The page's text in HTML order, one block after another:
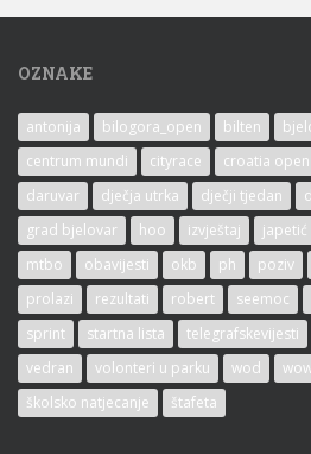
OZNAKE
antonija bilogora_open bilten
centrum mundi
cityrace croatia open
daruvar
dječja utrka dječji tjedan
grad bjelovar
hoo izvještaj japetić
mtbo
obavijesti okb ph poziv
prolazi
rezultati robert seemoc
sprint
startna lista telegrafskevijesti
vedran
volonteri u parku wod
školsko natjecanje
štafeta